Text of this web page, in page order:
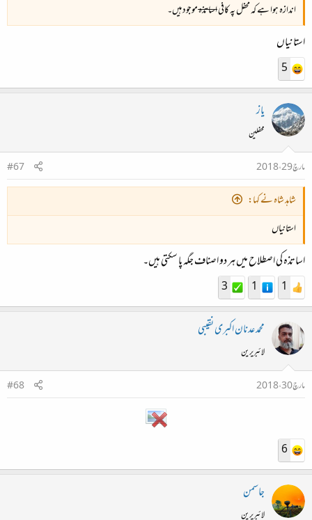
اندازہ ہوا ہے کہ محفل پہ کافیاساتذہموجود ہیں۔
استانیاں
5
یاز
محفلین
مارچ 29، 2018
#67
شاہد شاہ نے کہا:
استانیاں
اساتذہ کی اصطلاح میں ہر دو اصناف جگہ پا سکتی ہیں۔
1
1
3
محمد عدنان اکبری نقیبی
لائبریرین
مارچ 30، 2018
#68
6
جاسمن
لائبریرین